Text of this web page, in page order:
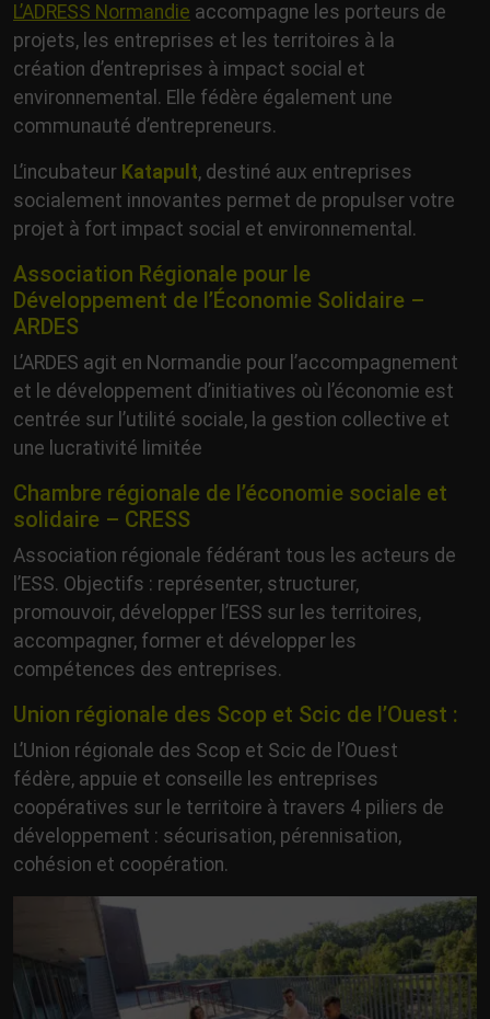
L’ADRESS Normandie accompagne les porteurs de
projets, les entreprises et les territoires à la
création d’entreprises à impact social et
environnemental. Elle fédère également une
communauté d’entrepreneurs.
L’incubateur Katapult, destiné aux entreprises
socialement innovantes permet de propulser votre
projet à fort impact social et environnemental.
Association Régionale pour le
Développement de l’Économie Solidaire –
ARDES
L’ARDES agit en Normandie pour l’accompagnement
et le développement d’initiatives où l’économie est
centrée sur l’utilité sociale, la gestion collective et
une lucrativité limitée
Chambre régionale de l’économie sociale et
solidaire – CRESS
Association régionale fédérant tous les acteurs de
l’ESS. Objectifs : représenter, structurer,
promouvoir, développer l’ESS sur les territoires,
accompagner, former et développer les
compétences des entreprises.
Union régionale des Scop et Scic de l’Ouest :
L’Union régionale des Scop et Scic de l’Ouest
fédère, appuie et conseille les entreprises
coopératives sur le territoire à travers 4 piliers de
développement : sécurisation, pérennisation,
cohésion et coopération.